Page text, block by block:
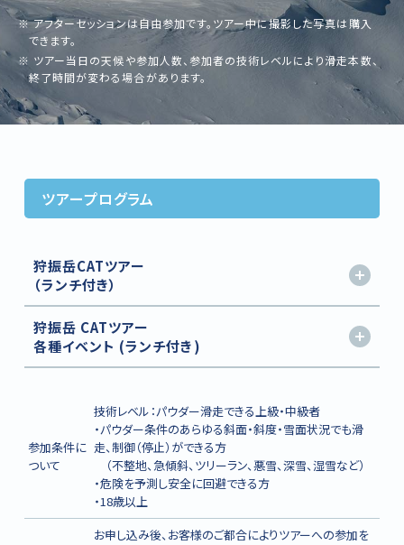
※ アフターセッションは自由参加です。ツアー中に撮影した写真は購入
できます。
※ ツアー当日の天候や参加人数、参加者の技術レベルにより滑走本数、
終了時間が変わる場合があります。
ツアープログラム
狩振岳CATツアー
（ランチ付き）
狩振岳 CATツアー
各種イベント (ランチ付き)
参加条件に
ついて
技術レベル：パウダー滑走できる上級・中級者
・パウダー条件のあらゆる斜面・斜度・雪面状況でも滑
走、制御（停止）ができる方
（不整地、急傾斜、ツリーラン、悪雪、深雪、湿雪など）
・危険を予測し安全に回避できる方
・18歳以上
お申し込み後、お客様のご都合によりツアーへの参加を